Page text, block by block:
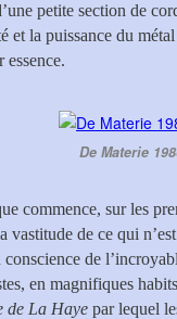
petite section de
et la puissance du
essence.
De Materie
commence, sur les
vastitude de ce qui
conscience de
en magnifiques
de La Haye par lequel